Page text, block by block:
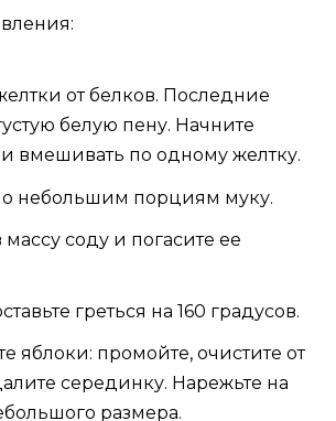
от белков. Последние
белую пену. Начните
вмешивать по одному желтку.
небольшим порциям муку.
массу соду и погасите ее
греться на 160 градусов.
яблоки: промойте, очистите от
серединку. Нарежьте на
размера.